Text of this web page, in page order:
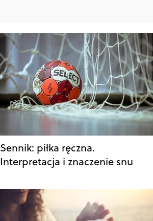
Sennik: piłka ręczna.
Interpretacja i znaczenie snu